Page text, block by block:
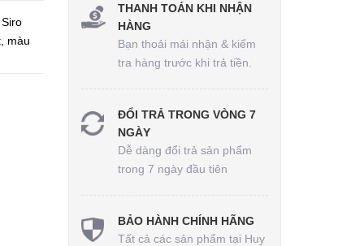
màu
THANH TOÁN KHI NHẬN
HÀNG
Bạn thoải mái nhận & kiểm
tra hàng trước khi trả tiền.
ĐỔI TRẢ TRONG VÒNG 7
NGÀY
Dễ dàng đổi trả sản phẩm
trong 7 ngày đầu tiên
BẢO HÀNH CHÍNH HÃNG
Tất cả các sản phẩm tại Huy